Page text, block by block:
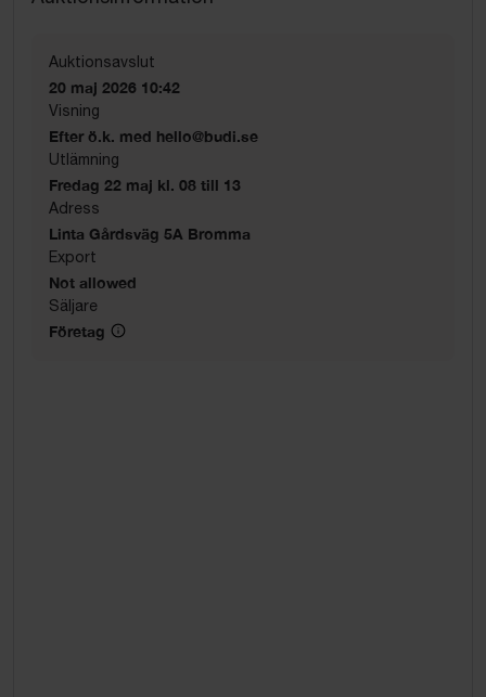
Auktionsavslut
20 maj 2026 10:42
Visning
Efter ö.k. med hello@budi.se
Utlämning
Fredag 22 maj kl. 08 till 13
Adress
Linta Gårdsväg 5A Bromma
Export
Not allowed
Säljare
Företag